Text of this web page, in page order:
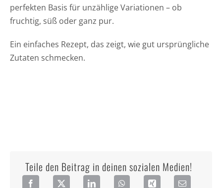
perfekten Basis für unzählige Variationen – ob
fruchtig, süß oder ganz pur.
Ein einfaches Rezept, das zeigt, wie gut ursprüngliche
Zutaten schmecken.
Teile den Beitrag in deinen sozialen Medien!